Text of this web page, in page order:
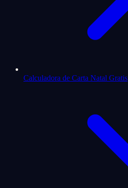
Calculadora de Carta Natal Gratis